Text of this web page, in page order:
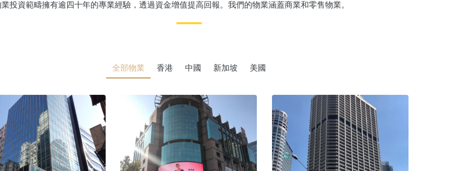
投資範疇擁有逾四十年的專業經驗，透過資金增值提高回報。我們的物業涵蓋商業和零售物業。
全部物業 香港 中國 新加坡 美國